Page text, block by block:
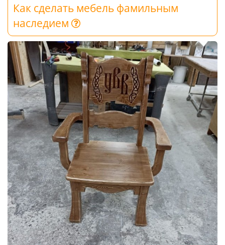
Как сделать мебель фамильным
наследием